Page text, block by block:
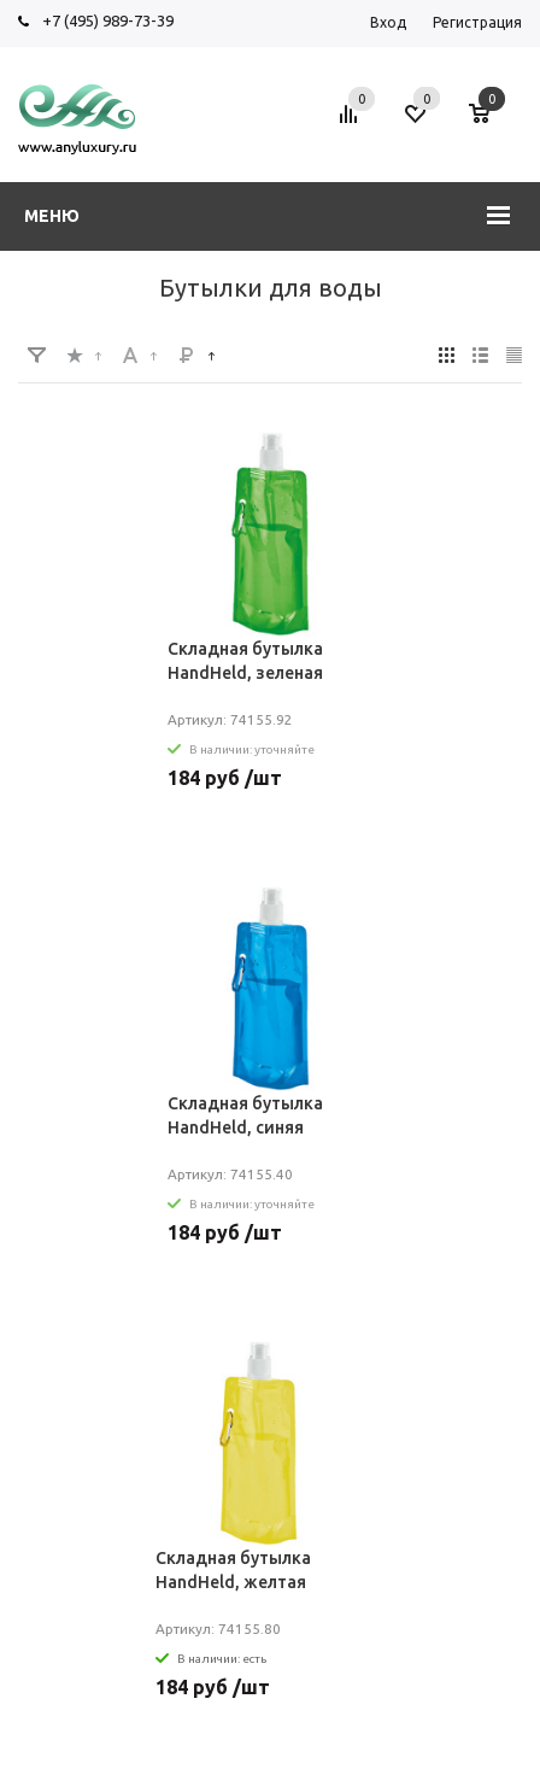
+7 (495) 989-73-39 Вход Регистрация
МЕНЮ
0 0 0
Бутылки для воды
Складная бутылка
HandHeld, зеленая
Артикул: 74155.92
В наличии: уточняйте
184 руб /шт
Складная бутылка
HandHeld, синяя
Артикул: 74155.40
В наличии: уточняйте
184 руб /шт
Складная бутылка
HandHeld, желтая
Артикул: 74155.80
В наличии: есть
184 руб /шт